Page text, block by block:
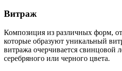
Витраж
Композиция из различных форм,
которые образуют уникальный
витража очерчивается свинцовой
серебряного или черного цвета.